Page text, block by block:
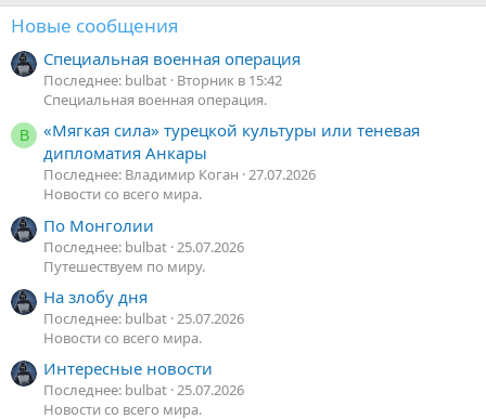
Новые сообщения
Специальная военная операция
Последнее: bulbat Вторник в 15:42
Специальная военная операция.
В
«Мягкая сила» турецкой культуры или теневая
дипломатия Анкары
Последнее: Владимир Коган 27.07.2026
Новости со всего мира.
По Монголии
Последнее: bulbat 25.07.2026
Путешествуем по миру.
На злобу дня
Последнее: bulbat 25.07.2026
Новости со всего мира.
Интересные новости
Последнее: bulbat 25.07.2026
Новости со всего мира.